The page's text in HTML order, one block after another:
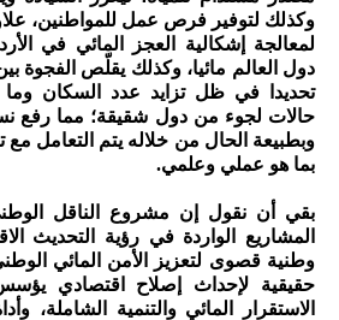
وكذلك لتوفير فرص عمل للمواطنين،
لمعالجة إشكالية العجز المائي في
دول العالم مائيا، وكذلك يقلّص الفجوة
تحديدا في ظل تزايد عدد السكان
حالات لجوء من دول شقيقة؛ مما رفع
وبطبيعة الحال من خلاله يتم التعامل مع
بما هو عملي وعلمي.
بقي أن نقول إن مشروع الناقل
المشاريع الواردة في رؤية التحديث
وطنية قصوى لتعزيز الأمن المائي
حقيقية لإحداث إصلاح اقتصادي
الاستقرار المائي والتنمية الشاملة،